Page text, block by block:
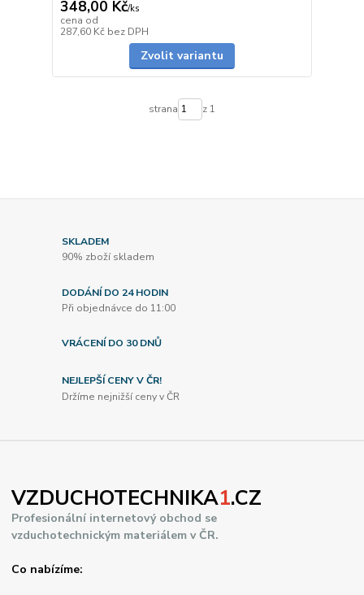
348,00 Kč/ks
cena od
287,60 Kč bez DPH
Zvolit variantu
strana z 1
SKLADEM
90% zboží skladem
DODÁNÍ DO 24 HODIN
Při objednávce do 11:00
VRÁCENÍ DO 30 DNŮ
NEJLEPŠÍ CENY V ČR!
Držíme nejnižší ceny v ČR
VZDUCHOTECHNIKA1.CZ
Profesionální internetový obchod se
vzduchotechnickým materiálem v ČR.
Co nabízíme: